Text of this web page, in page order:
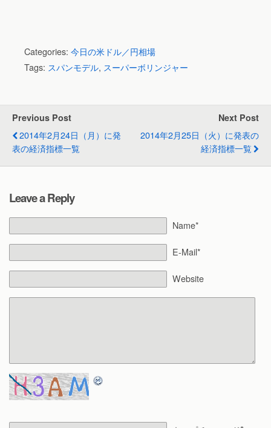
Categories: 今日の米ドル／円相場
Tags: スパンモデル, スーパーボリンジャー
Previous Post
2014年2月24日（月）に発
表の経済指標一覧
Next Post
2014年2月25日（火）に発表の
経済指標一覧
Leave a Reply
Name*
E-Mail*
Website